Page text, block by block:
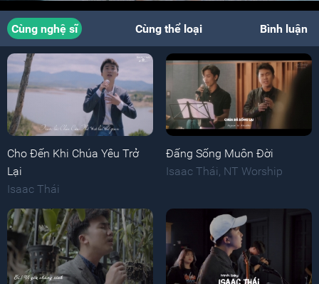
Cùng nghệ sĩ Cùng thể loại Bình luận
Cho Đến Khi Chúa Yêu Trở
Lại
Isaac Thái
Đấng Sống Muôn Đời
Isaac Thái NT Worship